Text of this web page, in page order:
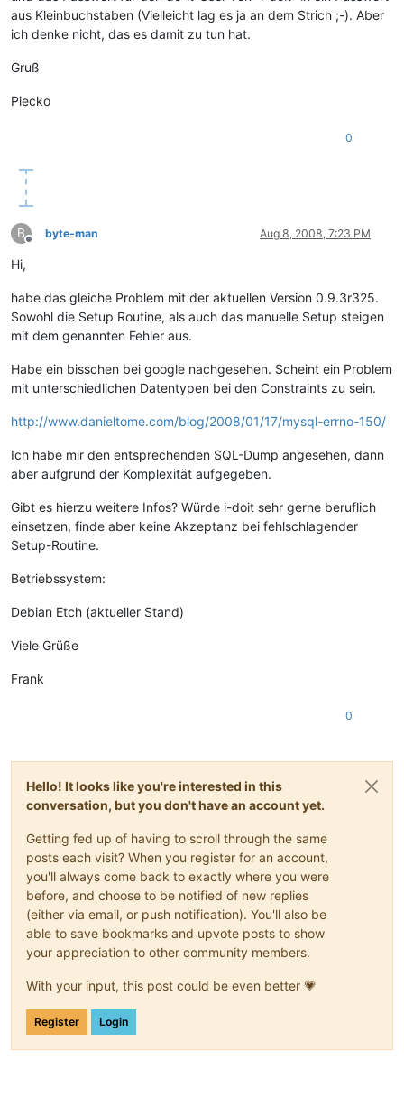
aus Kleinbuchstaben (Vielleicht lag es ja an dem Strich ;-). Aber
ich denke nicht, das es damit zu tun hat.
Gruß
Piecko
0
B
Offline
byte-man Aug 8, 2008, 7:23 PM
Hi,
habe das gleiche Problem mit der aktuellen Version 0.9.3r325.
Sowohl die Setup Routine, als auch das manuelle Setup steigen
mit dem genannten Fehler aus.
Habe ein bisschen bei google nachgesehen. Scheint ein Problem
mit unterschiedlichen Datentypen bei den Constraints zu sein.
http://www.danieltome.com/blog/2008/01/17/mysql-errno-150/
Ich habe mir den entsprechenden SQL-Dump angesehen, dann
aber aufgrund der Komplexität aufgegeben.
Gibt es hierzu weitere Infos? Würde i-doit sehr gerne beruflich
einsetzen, finde aber keine Akzeptanz bei fehlschlagender
Setup-Routine.
Betriebssystem:
Debian Etch (aktueller Stand)
Viele Grüße
Frank
0
Hello! It looks like you're interested in this
conversation, but you don't have an account yet.
Getting fed up of having to scroll through the same
posts each visit? When you register for an account,
you'll always come back to exactly where you were
before, and choose to be notified of new replies
(either via email, or push notification). You'll also be
able to save bookmarks and upvote posts to show
your appreciation to other community members.
With your input, this post could be even better 💗
Register Login